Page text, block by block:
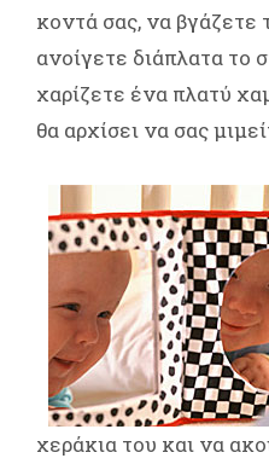
κοντά σας, να βγάζετε
ανοίγετε διάπλατα το
χαρίζετε ένα πλατύ
θα αρχίσει να σας
χεράκια του και να